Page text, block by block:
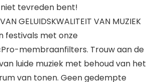
tevreden bent!
GELUIDSKWALITEIT VAN MUZIEK
festivals met onze
membraanfilters. Trouw aan de
luide muziek met behoud van het
van tonen. Geen gedempte